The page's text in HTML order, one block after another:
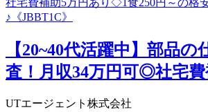
【20~40代活躍中】部品の
査！月収34万円可◎社宅費
UTエージェント株式会社